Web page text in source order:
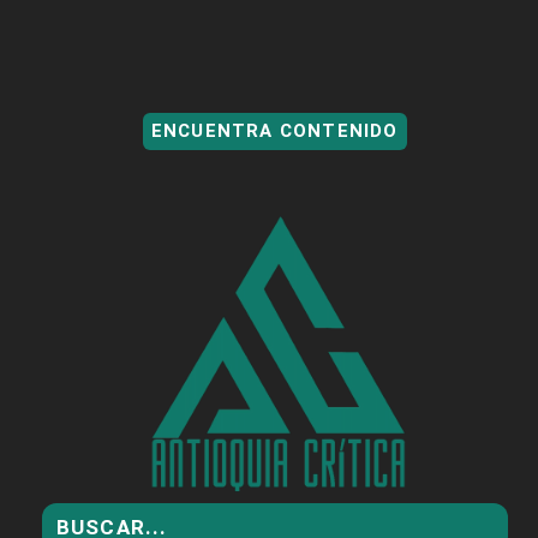
ENCUENTRA CONTENIDO